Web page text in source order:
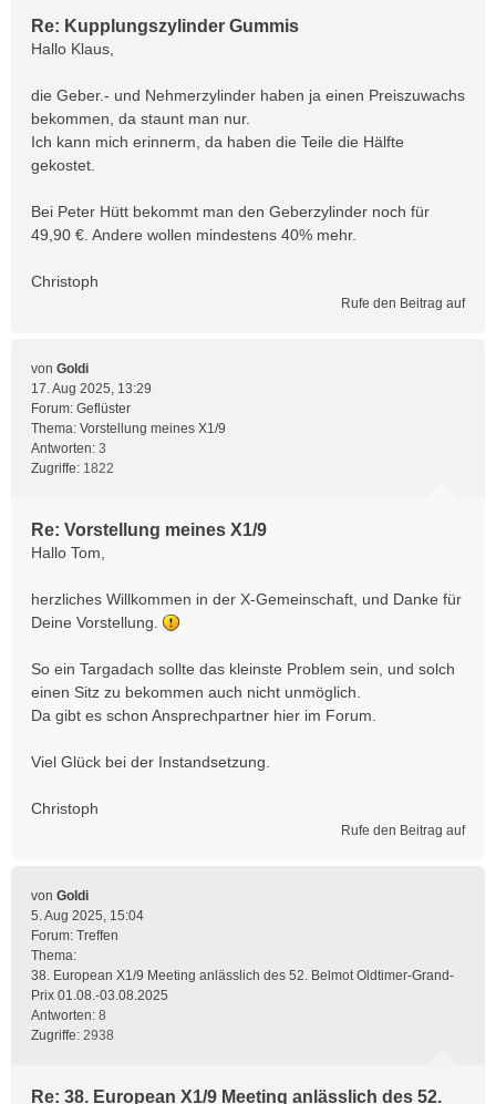
Re: Kupplungszylinder Gummis
Hallo Klaus,
die Geber.- und Nehmerzylinder haben ja einen Preiszuwachs
bekommen, da staunt man nur.
Ich kann mich erinnerm, da haben die Teile die Hälfte
gekostet.
Bei Peter Hütt bekommt man den Geberzylinder noch für
49,90 €. Andere wollen mindestens 40% mehr.
Christoph
Rufe den Beitrag auf
von Goldi
17. Aug 2025, 13:29
Forum: Geflüster
Thema: Vorstellung meines X1/9
Antworten: 3
Zugriffe: 1822
Re: Vorstellung meines X1/9
Hallo Tom,
herzliches Willkommen in der X-Gemeinschaft, und Danke für
Deine Vorstellung.
So ein Targadach sollte das kleinste Problem sein, und solch
einen Sitz zu bekommen auch nicht unmöglich.
Da gibt es schon Ansprechpartner hier im Forum.
Viel Glück bei der Instandsetzung.
Christoph
Rufe den Beitrag auf
von Goldi
5. Aug 2025, 15:04
Forum: Treffen
Thema:
38. European X1/9 Meeting anlässlich des 52. Belmot Oldtimer-Grand-
Prix 01.08.-03.08.2025
Antworten: 8
Zugriffe: 2938
Re: 38. European X1/9 Meeting anlässlich des 52.